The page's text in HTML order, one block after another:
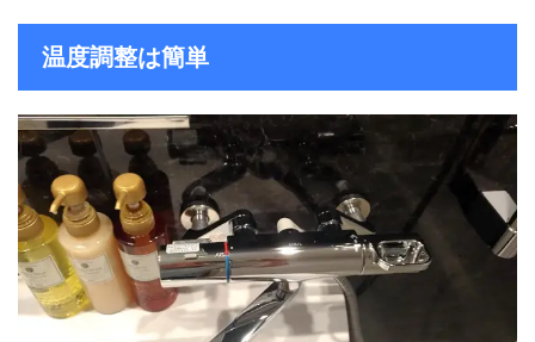
温度調整は簡単